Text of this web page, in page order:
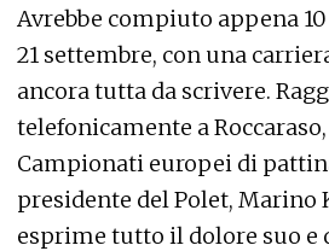
Avrebbe compiuto appena
21 settembre, con una
ancora tutta da scrivere.
telefonicamente a
Campionati europei di
presidente del Polet, Marino
esprime tutto il dolore suo e